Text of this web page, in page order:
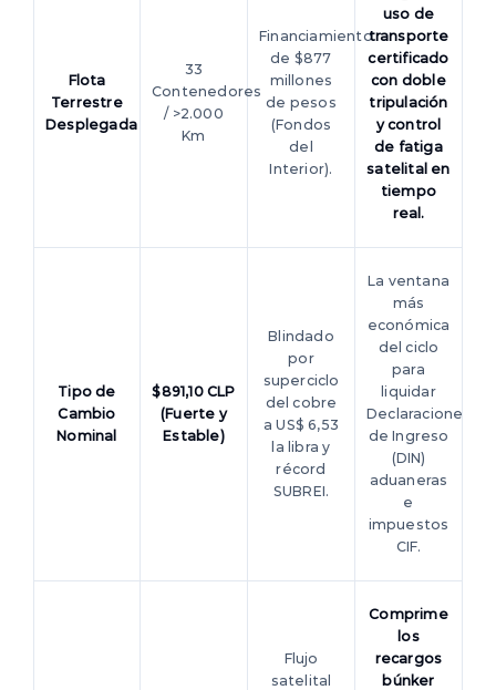
Flota
Terrestre
Desplegada
33
Contenedores
/ >2.000
Km
Financiamiento
de $877
millones
de pesos
(Fondos
del
Interior).
uso de
transporte
certificado
con doble
tripulación
y control
de fatiga
satelital en
tiempo
real.
Tipo de
Cambio
Nominal
$891,10 CLP
(Fuerte y
Estable)
Blindado
por
superciclo
del cobre
a US$ 6,53
la libra y
récord
SUBREI.
La ventana
más
económica
del ciclo
para
liquidar
Declaraciones
de Ingreso
(DIN)
aduaneras
e
impuestos
CIF.
Flujo
satelital
Comprime
los
recargos
búnker